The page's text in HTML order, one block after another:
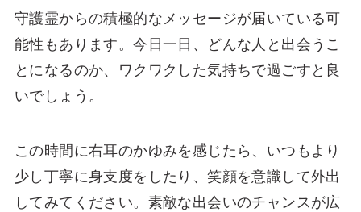
守護霊からの積極的なメッセージが届いている可
能性もあります。今日一日、どんな人と出会うこ
とになるのか、ワクワクした気持ちで過ごすと良
いでしょう。
この時間に右耳のかゆみを感じたら、いつもより
少し丁寧に身支度をしたり、笑顔を意識して外出
してみてください。素敵な出会いのチャンスが広